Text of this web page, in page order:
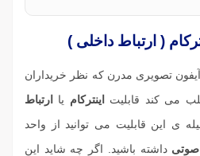
( ارتباط داخلی )
تصویری مدرن که نظر خریداران
می کند قابلیت اینترکام یا ارتباط
ی این قابلیت می توانید از واحد
صوتی داشته باشید. اگر چه شاید این